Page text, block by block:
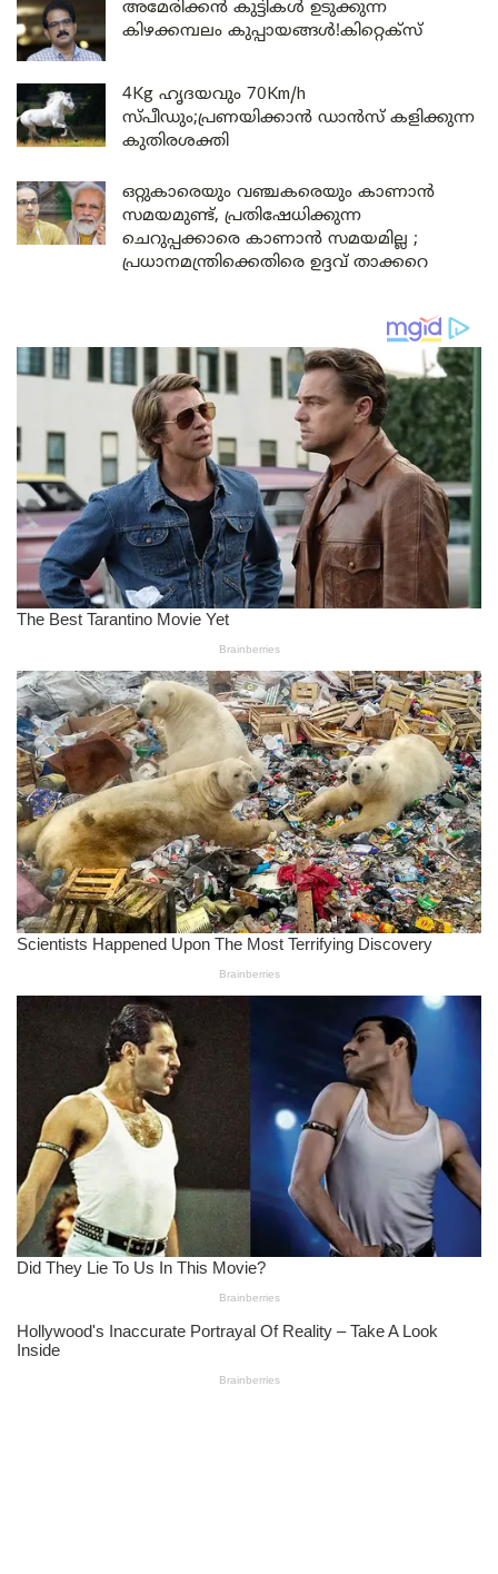
അമേരിക്കൻ കുട്ടികൾ ഉടുക്കുന്ന
കിഴക്കമ്പലം കുപ്പായങ്ങൾ!കിറ്റെക്സ്
4Kg ഹൃദയവും 70Km/h
സ്പീഡും;പ്രണയിക്കാൻ ഡാൻസ് കളിക്കുന്ന
കുതിരശക്തി
ഒറ്റുകാരെയും വഞ്ചകരെയും കാണാൻ
സമയമുണ്ട്, പ്രതിഷേധിക്കുന്ന
ചെറുപ്പക്കാരെ കാണാൻ സമയമില്ല ;
പ്രധാനമന്ത്രിക്കെതിരെ ഉദ്ദവ് താക്കറെ